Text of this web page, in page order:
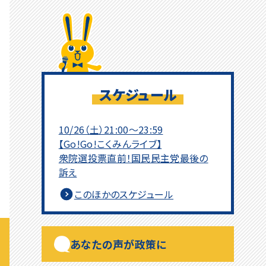
スケジュール
10/26（土）21:00～23:59
【Go!Go!こくみんライブ】
衆院選投票直前！国民民主党最後の
訴え
このほかのスケジュール
あなたの声が政策に